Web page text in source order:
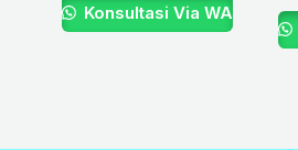
Konsultasi Via WA